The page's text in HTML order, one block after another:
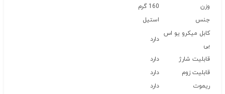
وزن
160 گرم
جنس
استیل
کابل میکرو یو اس
بی
دارد
قابلیت شارژ
دارد
قابلیت زوم
دارد
ریموت
دارد